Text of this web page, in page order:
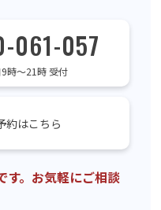
061-057
時〜21時 受付
約はこちら
す。お気軽にご相談